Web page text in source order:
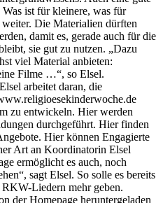
ist für kleinere, was für
Die Materialien dürften
damit es, gerade auch für die
sie gut zu nutzen. „Dazu
viel Material anbieten:
Filme …“, so Elsel.
arbeitet daran, die
zu entwickeln. Hier werden
durchgeführt. Hier finden
Hier können Engagierte
Art an Koordinatorin Elsel
ermöglicht es auch, noch
sagt Elsel. So solle es bereits
Liedern mehr geben.
der Homepage heruntergeladen